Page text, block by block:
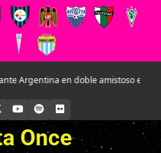
en doble amistoso en el CAR
YOUTUBE
SPOTIFYFLICKR
Once